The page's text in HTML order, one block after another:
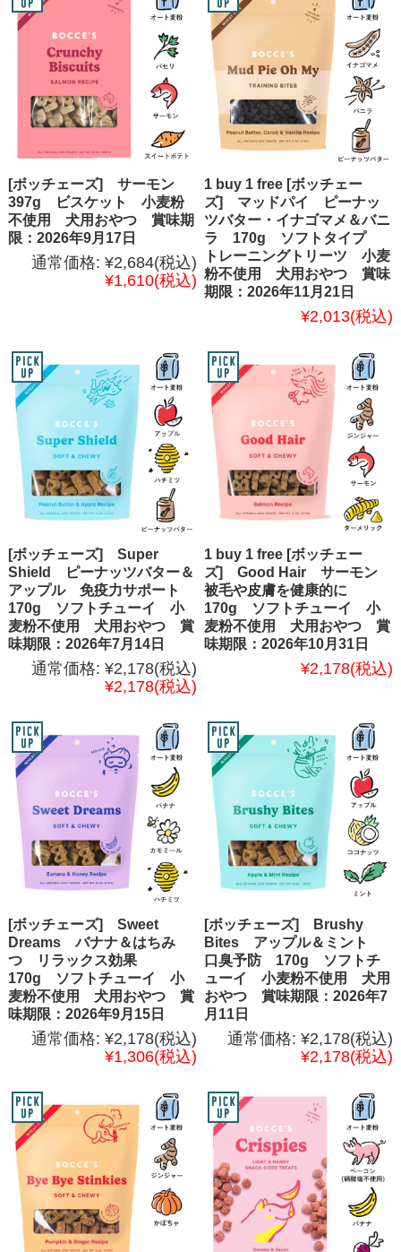
[ボッチェーズ] サーモン
397g ビスケット 小麦粉
不使用 犬用おやつ 賞味期
限：2026年9月17日
通常価格: ¥2,684(税込)
¥1,610(税込)
1 buy 1 free [ボッチェー
ズ] マッドパイ ピーナッ
ツバター・イナゴマメ＆バニ
ラ 170g ソフトタイプ
トレーニングトリーツ 小麦
粉不使用 犬用おやつ 賞味
期限：2026年11月21日
¥2,013(税込)
[ボッチェーズ] Super
Shield ピーナッツバター＆
アップル 免疫力サポート
170g ソフトチューイ 小
麦粉不使用 犬用おやつ 賞
味期限：2026年7月14日
通常価格: ¥2,178(税込)
¥2,178(税込)
1 buy 1 free [ボッチェー
ズ] Good Hair サーモン
被毛や皮膚を健康的に
170g ソフトチューイ 小
麦粉不使用 犬用おやつ 賞
味期限：2026年10月31日
¥2,178(税込)
[ボッチェーズ] Sweet
Dreams バナナ＆はちみ
つ リラックス効果
170g ソフトチューイ 小
麦粉不使用 犬用おやつ 賞
味期限：2026年9月15日
通常価格: ¥2,178(税込)
¥1,306(税込)
[ボッチェーズ] Brushy
Bites アップル＆ミント
口臭予防 170g ソフトチ
ューイ 小麦粉不使用 犬用
おやつ 賞味期限：2026年7
月11日
通常価格: ¥2,178(税込)
¥2,178(税込)